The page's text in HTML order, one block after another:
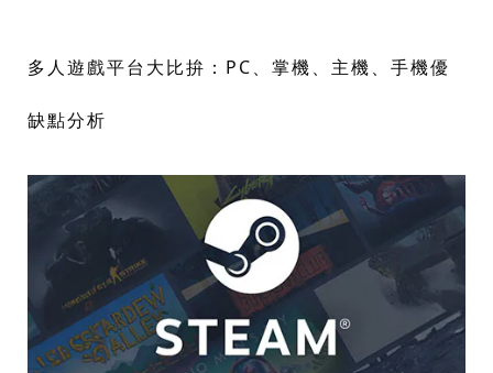
多人遊戲平台大比拚： PC、掌機、主機、手機優
缺點分析